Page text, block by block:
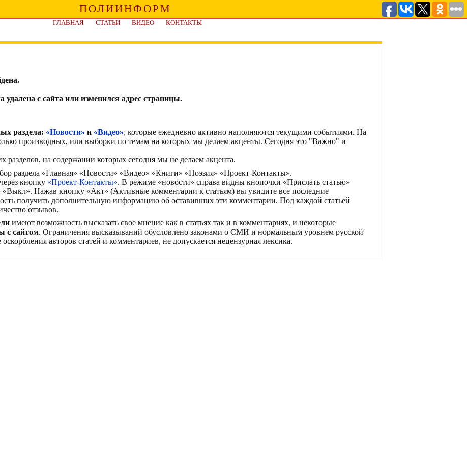
ПОЛИИНФОРМ
ГЛАВНАЯ СТАТЬИ ВИДЕО
КОНТАКТЫ
с сайта или изменился адрес страницы.
раздела: «Новости» и «Видео», которые ежедневно активно наполняются текущими событиями. На
производных, или выборки по темам на которых мы делаем акценты. Сегодня это "Важно" и
разделов, на содержании которых сегодня мы не делаем акцента.
раздела «Главная» «Новости» «Видео» «Книги» «Поэзия» «Проект-Контакты».
кнопку «Проект-Контакты». В режиме «новости» справа видны кнопочки «Прислать статью»
Нажав кнопку «Акт» (Активные комментарии к статьям) вы увидите все последние
получить дополнительную информацию об оставивших эти комментарии. Под каждой статьей
отзывов.
имеют возможность высказать свое мнение как в статьях так и в комментариях, и некоторые
с сайтом. Ограничения высказываний обусловлено законами о СМИ и нормальным уровнем русской
авторов статей и комментариев, не допускается нецензурная лексика.